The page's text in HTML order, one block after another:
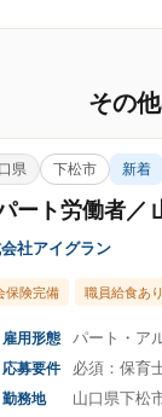
その
県 下松市 新着
ート労働者／
社アイグラン
保険完備 職員給食あり
雇用形態 パート・ア
応募要件 必須：保育
勤務地 山口県下松